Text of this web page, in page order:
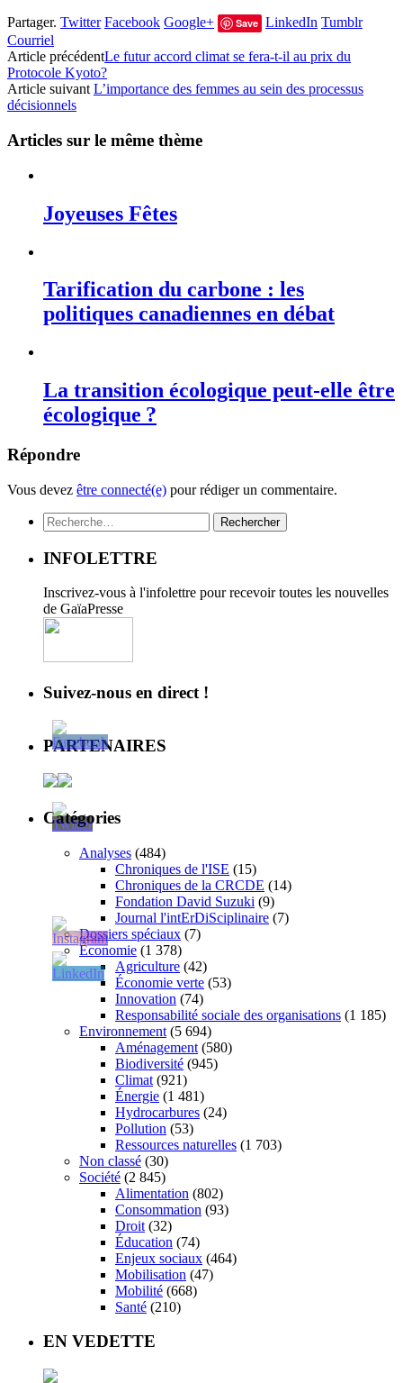
Partager. Twitter Facebook Google+ Save LinkedIn Tumblr
Courriel
Article précédentLe futur accord climat se fera-t-il au prix du
Protocole Kyoto?
Article suivant L’importance des femmes au sein des processus
décisionnels
Articles sur le même thème
Joyeuses Fêtes
Tarification du carbone : les
politiques canadiennes en débat
La transition écologique peut-elle être
écologique ?
Répondre
Vous devez être connecté(e) pour rédiger un commentaire.
Rechercher :
INFOLETTRE
Inscrivez-vous à l'infolettre pour recevoir toutes les nouvelles
de GaïaPresse
Suivez-nous en direct !
PARTENAIRES
Catégories
Analyses (484)
Chroniques de l'ISE (15)
Chroniques de la CRCDE (14)
Fondation David Suzuki (9)
Journal l'intErDiSciplinaire (7)
Dossiers spéciaux (7)
Économie (1 378)
Agriculture (42)
Économie verte (53)
Innovation (74)
Responsabilité sociale des organisations (1 185)
Environnement (5 694)
Aménagement (580)
Biodiversité (945)
Climat (921)
Énergie (1 481)
Hydrocarbures (24)
Pollution (53)
Ressources naturelles (1 703)
Non classé (30)
Société (2 845)
Alimentation (802)
Consommation (93)
Droit (32)
Éducation (74)
Enjeux sociaux (464)
Mobilisation (47)
Mobilité (668)
Santé (210)
EN VEDETTE